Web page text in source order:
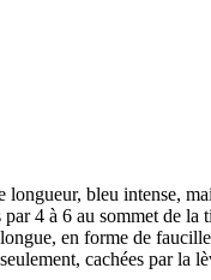
longueur, bleu intense,
4 à 6 au sommet de la
en forme de
seulement, cachées par la